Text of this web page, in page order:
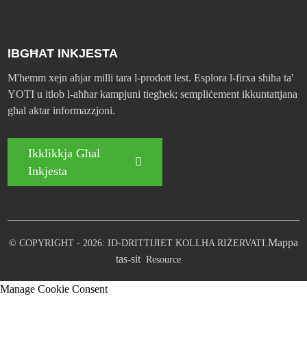
IBGĦAT INKJESTA
M'hemm xejn aħjar milli tara l-prodott lest. Esplora l-firxa sħiħa ta'
YOTI u itlob l-aħħar kampjuni tiegħek; sempliċement ikkuntattjana
għal aktar informazzjoni.
Ikklikkja Għal
Inkjesta
© COPYRIGHT - 2026: ID-DRITTIJIET KOLLHA RIŻERVATI. Mappa
tas-sit Resource
Manage Cookie Consent